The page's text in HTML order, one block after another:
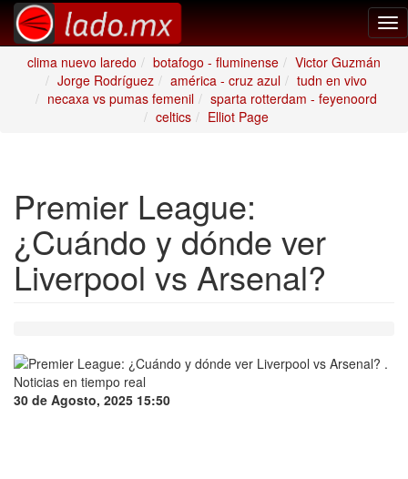
clima nuevo laredo
botafogo - fluminense
Victor Guzmán
Jorge Rodríguez
américa - cruz azul
tudn en vivo
necaxa vs pumas femenil
sparta rotterdam - feyenoord
celtics
Elliot Page
Premier League:
¿Cuándo y dónde ver
Liverpool vs Arsenal?
30 de Agosto, 2025 15:50